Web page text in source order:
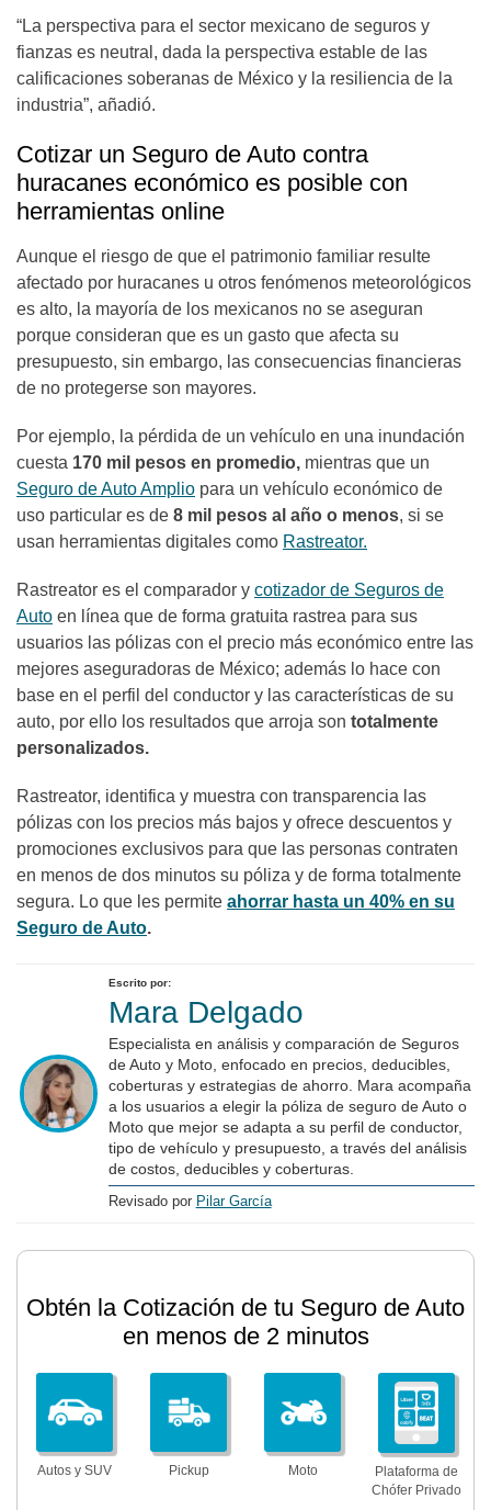
“La perspectiva para el sector mexicano de seguros y
fianzas es neutral, dada la perspectiva estable de las
calificaciones soberanas de México y la resiliencia de la
industria”, añadió.
Cotizar un Seguro de Auto contra
huracanes económico es posible con
herramientas online
Aunque el riesgo de que el patrimonio familiar resulte
afectado por huracanes u otros fenómenos meteorológicos
es alto, la mayoría de los mexicanos no se aseguran
porque consideran que es un gasto que afecta su
presupuesto, sin embargo, las consecuencias financieras
de no protegerse son mayores.
Por ejemplo, la pérdida de un vehículo en una inundación
cuesta 170 mil pesos en promedio, mientras que un
Seguro de Auto Amplio para un vehículo económico de
uso particular es de 8 mil pesos al año o menos, si se
usan herramientas digitales como Rastreator.
Rastreator es el comparador y cotizador de Seguros de
Auto en línea que de forma gratuita rastrea para sus
usuarios las pólizas con el precio más económico entre las
mejores aseguradoras de México; además lo hace con
base en el perfil del conductor y las características de su
auto, por ello los resultados que arroja son totalmente
personalizados.
Rastreator, identifica y muestra con transparencia las
pólizas con los precios más bajos y ofrece descuentos y
promociones exclusivos para que las personas contraten
en menos de dos minutos su póliza y de forma totalmente
segura. Lo que les permite ahorrar hasta un 40% en su
Seguro de Auto.
Escrito por:
Mara Delgado
Especialista en análisis y comparación de Seguros
de Auto y Moto, enfocado en precios, deducibles,
coberturas y estrategias de ahorro. Mara acompaña
a los usuarios a elegir la póliza de seguro de Auto o
Moto que mejor se adapta a su perfil de conductor,
tipo de vehículo y presupuesto, a través del análisis
de costos, deducibles y coberturas.
Revisado por Pilar García
Obtén la Cotización de tu Seguro de Auto
en menos de 2 minutos
Autos y SUV Pickup Moto
Plataforma de
Chófer Privado